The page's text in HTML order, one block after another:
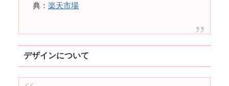
典： 楽天市場
デザインについて